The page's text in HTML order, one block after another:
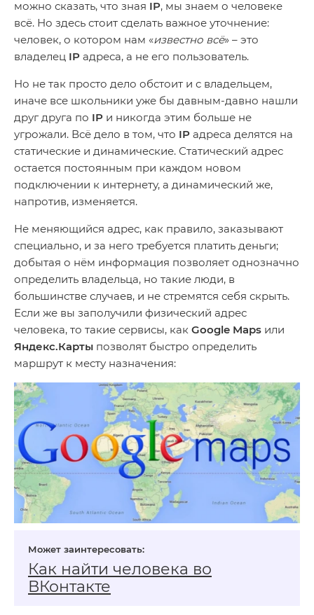
можно сказать, что зная IP, мы знаем о человеке
всё. Но здесь стоит сделать важное уточнение:
человек, о котором нам «известно всё» – это
владелец IP адреса, а не его пользователь.
Но не так просто дело обстоит и с владельцем,
иначе все школьники уже бы давным-давно нашли
друг друга по IP и никогда этим больше не
угрожали. Всё дело в том, что IP адреса делятся на
статические и динамические. Статический адрес
остается постоянным при каждом новом
подключении к интернету, а динамический же,
напротив, изменяется.
Не меняющийся адрес, как правило, заказывают
специально, и за него требуется платить деньги;
добытая о нём информация позволяет однозначно
определить владельца, но такие люди, в
большинстве случаев, и не стремятся себя скрыть.
Если же вы заполучили физический адрес
человека, то такие сервисы, как Google Maps или
Яндекс.Карты позволят быстро определить
маршрут к месту назначения:
Как найти человека во
ВКонтакте